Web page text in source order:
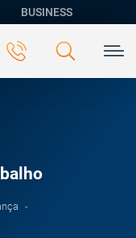
BUSINESS